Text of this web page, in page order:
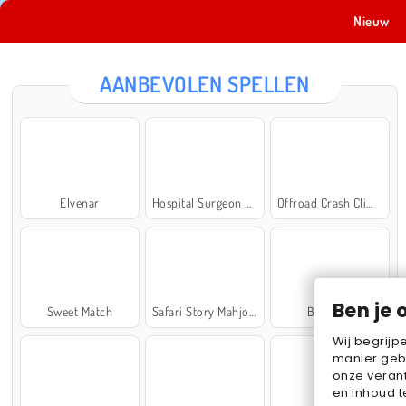
Ben je
Wij
manier
onze
en inhoud
Nieuw
AANBEVOLEN SPELLEN
Elvenar
Sweet Match Ball Sort